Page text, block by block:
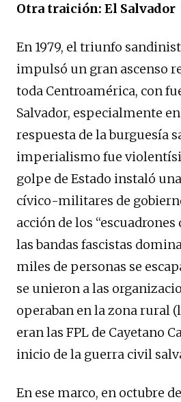
Otra traición: El Salvador
En 1979, el triunfo
impulsó un gran ascenso
toda Centroamérica, con
Salvador, especialmente
respuesta de la burguesía
imperialismo fue
golpe de Estado instaló
cívico-militares de
acción de los
las bandas fascistas
miles de personas se
se unieron a las
operaban en la zona rural
eran las FPL de Cayetano
inicio de la guerra civil
En ese marco, en octubre